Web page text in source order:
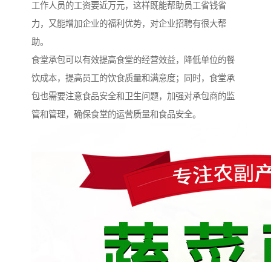
工作人员的工资要近万元，这样既能帮助员工省钱省
力，又能增加企业的福利优势，对企业招聘有很大帮
助。
食堂承包可以有效提高食堂的经营效益，降低单位的餐
饮成本，提高员工的饮食质量和满意度；同时，食堂承
包也需要注意食品安全和卫生问题，加强对承包商的监
管和管理，确保食堂的运营质量和食品安全。